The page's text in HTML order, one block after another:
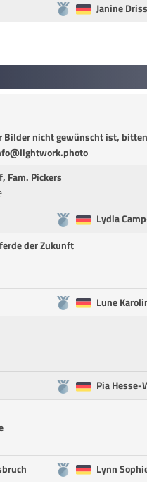
Janine
Bilder nicht gewünscht ist, bitten
Fam. Pickers
Lydia
der Zukunft
Lune
Pia Hesse-
Lynn